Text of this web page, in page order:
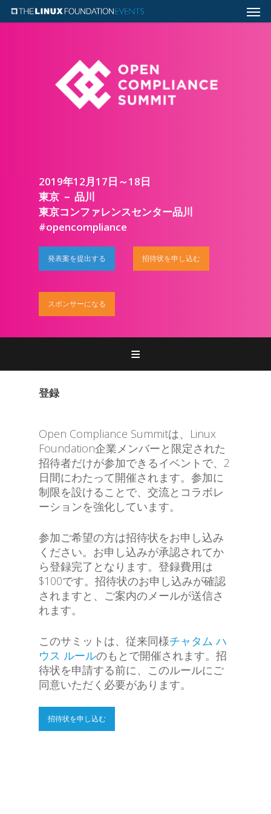
2019年12月17日～18日
東京 － 品川
東京コンファレンスセンター品川
#opencompliance
発表案を提出する 招待状を申し込む
スポンサーになる
プログラム
スポンサー
お問い合わせ
登録
Open Compliance Summitは、Linux
Foundation企業メンバーと限定された
招待者だけが参加できるイベントで、2
日間にわたって開催されます。参加に
制限を設けることで、交流とコラボレ
ーションを強化しています。
参加ご希望の方は招待状をお申し込み
ください。お申し込みが承認されてか
ら登録完了となります。登録費用は
$100です。招待状のお申し込みが確認
されますと、ご案内のメールが送信さ
れます。
このサミットは、従来同様チャタム ハ
ウス ルールのもとで開催されます。招
待状を申請する前に、このルールにご
同意いただく必要があります。
招待状を申し込む